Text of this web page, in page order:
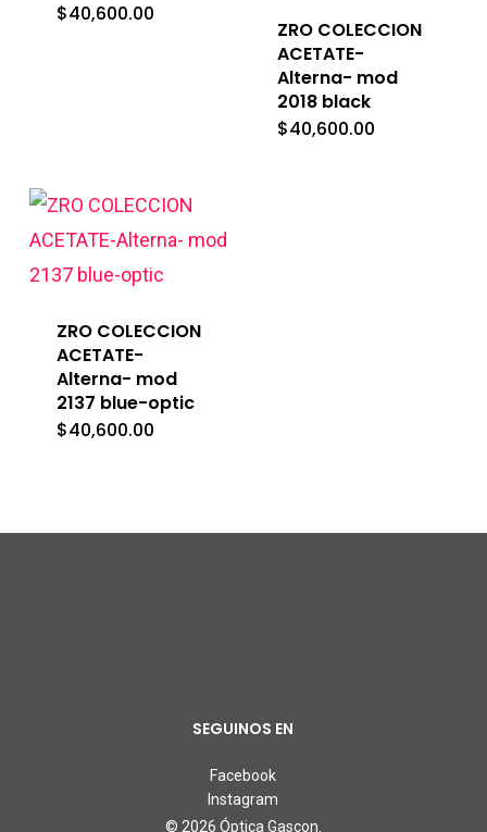
$40,600.00
ZRO COLECCION
ACETATE-
Alterna- mod
2018 black
$40,600.00
ZRO COLECCION
ACETATE-
Alterna- mod
2137 blue-optic
$40,600.00
SEGUINOS EN
Facebook
Instagram
© 2026 Óptica Gascon.